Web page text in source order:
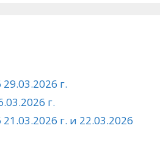
г.
г.
г. и 22.03.2026